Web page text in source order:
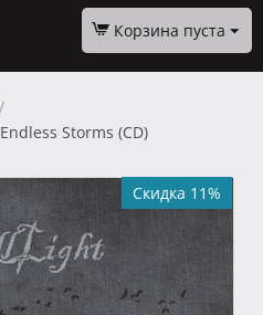
Корзина пуста
/
Storms (CD)
Скидка 11%